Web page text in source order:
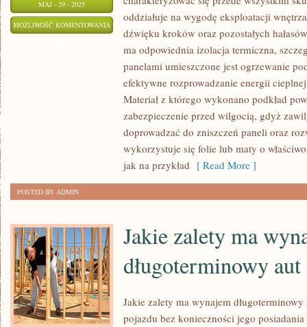
MAJ - 29 - 2025
MOŻLIWOŚĆ KOMENTOWANIA
PODKŁADY
DUŻE
ZNACZENIE
oddziałuje na wygodę eksploatacji
dźwięku kroków oraz pozostałych
ma odpowiednia izolacja termiczna,
panelami umieszczone jest ogrzewanie
efektywne rozprowadzanie energii
Materiał z którego wykonano podkład
zabezpieczenie przed wilgocią, gdyż
doprowadzać do zniszczeń paneli oraz
wykorzystuje się folie lub maty o
jak na przykład [ Read More ]
POSTED BY ADMIN
Jakie zalety ma
długoterminowy aut
Jakie zalety ma wynajem
pojazdu bez konieczności jego